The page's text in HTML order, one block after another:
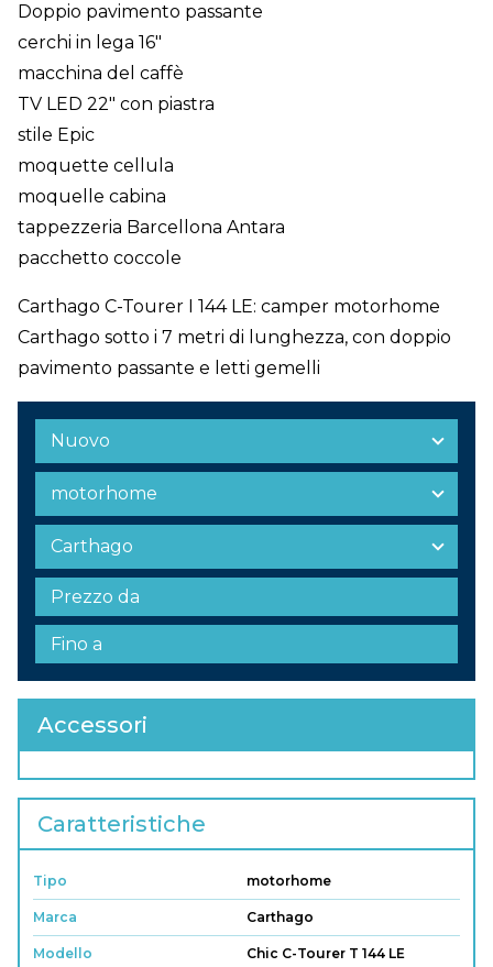
Doppio pavimento passante
cerchi in lega 16"
macchina del caffè
TV LED 22" con piastra
stile Epic
moquette cellula
moquelle cabina
tappezzeria Barcellona Antara
pacchetto coccole
Carthago C-Tourer I 144 LE: camper motorhome
Carthago sotto i 7 metri di lunghezza, con doppio
pavimento passante e letti gemelli
Accessori
Caratteristiche
Tipo motorhome
Marca Carthago
Modello Chic C-Tourer T 144 LE